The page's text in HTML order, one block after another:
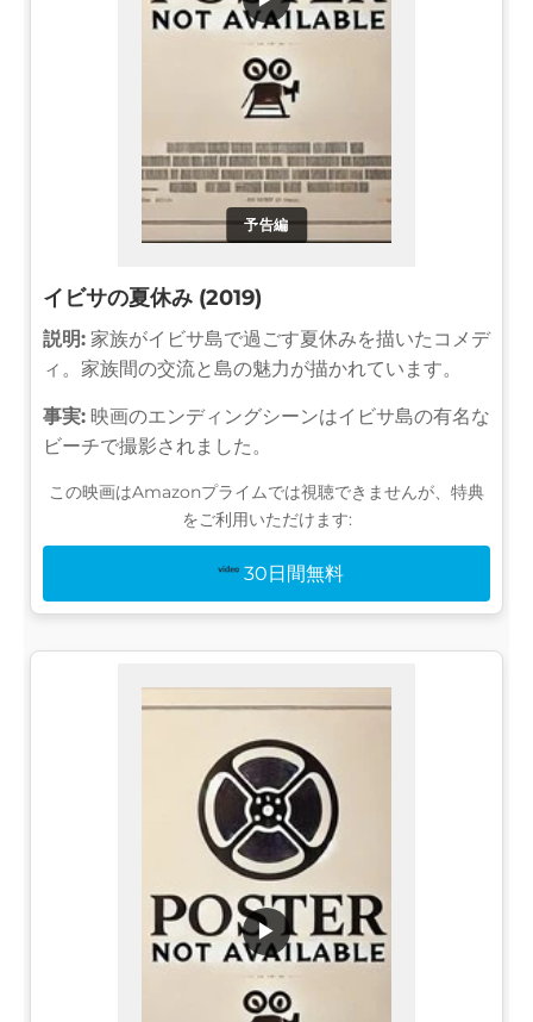
予告編
イビサの夏休み (2019)
説明: 家族がイビサ島で過ごす夏休みを描いたコメデ
ィ。家族間の交流と島の魅力が描かれています。
事実: 映画のエンディングシーンはイビサ島の有名な
ビーチで撮影されました。
この映画はAmazonプライムでは視聴できませんが、特典
をご利用いただけます:
30日間無料
▶